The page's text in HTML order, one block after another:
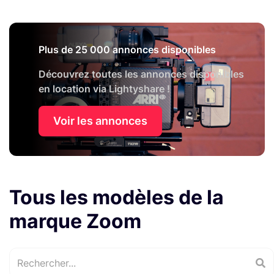
Plus de 25 000 annonces disponibles
Découvrez toutes les annonces disponibles
en location via Lightyshare !
Voir les annonces
Tous les modèles de la
marque Zoom